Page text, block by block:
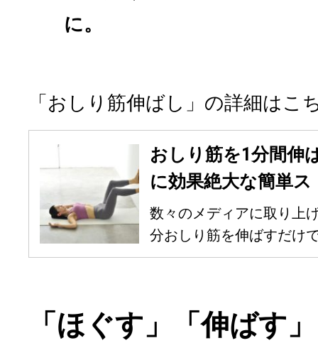
に。
「おしり筋伸ばし」の詳細はこ
おしり筋を1分間伸
に効果絶大な簡単
数々のメディアに取り上
分おしり筋を伸ばすだけ
「ほぐす」「伸ばす